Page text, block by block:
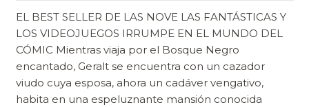
EL BEST SELLER DE LAS NOVE LAS FANTÁSTICAS Y
LOS VIDEOJUEGOS IRRUMPE EN EL MUNDO DEL
CÓMIC Mientras viaja por el Bosque Negro
encantado, Geralt se encuentra con un cazador
viudo cuya esposa, ahora un cadáver vengativo,
habita en una espeluznante mansión conocida